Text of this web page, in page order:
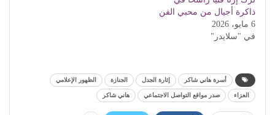
ذاكرة أجيال من محبي الفن
6 مايو، 2026
في "سلايدر"
أسرة هاني شاكر إثارة الجدل الجنازة الظهور الإعلامي
العزاء صدر مواقع التواصل الاجتماعي هاني شاكر